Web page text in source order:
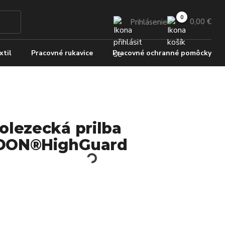
Prihlásenie 0,00 €
Pracovné rukavice Pracovné ochranné pomôcky
prilba